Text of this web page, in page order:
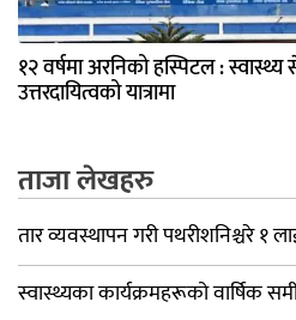
१२ वर्षमा अरनिको हस्पिटल :
उत्तरदायित्वको यात्रामा
ताजा लेखहरु
तार व्यवस्थापन गरी पथरीशनिश्चरे १
स्वास्थ्यका कार्यक्रमहरूको वार्षिक